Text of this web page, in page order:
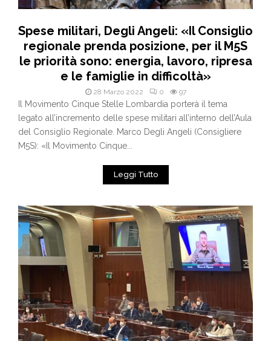
Spese militari, Degli Angeli: «Il Consiglio
regionale prenda posizione, per il M5S
le priorità sono: energia, lavoro, ripresa
e le famiglie in difficoltà»
28 Marzo 2022 0 97
Il Movimento Cinque Stelle Lombardia porterà il tema
legato all’incremento delle spese militari all’interno dell’Aula
del Consiglio Regionale. Marco Degli Angeli (Consigliere
M5S): «Il Movimento Cinque...
Leggi Tutto